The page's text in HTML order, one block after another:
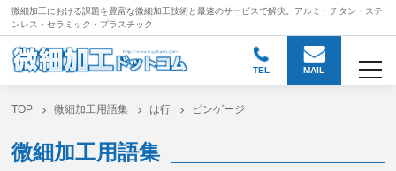
微細加工における課題を豊富な微細加工技術と最速のサービスで解決。アルミ・チタン・ステ
ンレス・セラミック・プラスチック
TEL MAIL
TOP 微細加工用語集 は行 ピンゲージ
微細加工用語集